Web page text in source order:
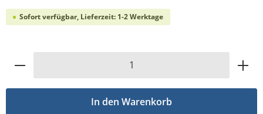
Sofort verfügbar, Lieferzeit: 1-2 Werktage
Produkt Anzahl: Gib den gewünschten
In den Warenkorb